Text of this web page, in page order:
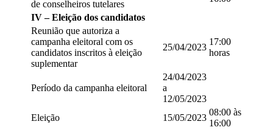
de conselheiros tutelares
IV – Eleição dos candidatos
Reunião que autoriza a
campanha eleitoral com os
candidatos inscritos à eleição
suplementar
25/04/2023
17:00
horas
Período da campanha eleitoral
24/04/2023
a
12/05/2023
Eleição
15/05/2023
08:00 às
16:00